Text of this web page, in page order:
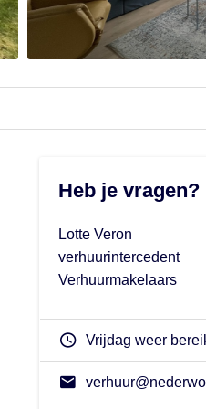
Heb je vragen?
Lotte Veron
verhuurintercedent
Verhuurmakelaars
Vrijdag weer